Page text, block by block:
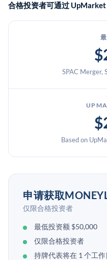
合格投资者可通过 UpMarket
SPAC Merger,
Based on
申请获取
仅限合格投资者
最低投资额 $50,000
仅限合格投资者
持牌代表将在 1 个工